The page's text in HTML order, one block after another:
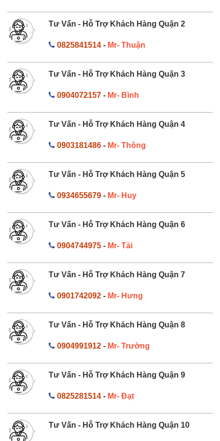
Tư Vấn - Hỗ Trợ Khách Hàng Quận 2
0825841514- Mr- Thuận
Tư Vấn - Hỗ Trợ Khách Hàng Quận 3
0904072157- Mr- Bình
Tư Vấn - Hỗ Trợ Khách Hàng Quận 4
0903181486- Mr- Thông
Tư Vấn - Hỗ Trợ Khách Hàng Quận 5
0934655679- Mr- Huy
Tư Vấn - Hỗ Trợ Khách Hàng Quận 6
0904744975- Mr- Tài
Tư Vấn - Hỗ Trợ Khách Hàng Quận 7
0901742092- Mr- Hưng
Tư Vấn - Hỗ Trợ Khách Hàng Quận 8
0904991912- Mr- Trường
Tư Vấn - Hỗ Trợ Khách Hàng Quận 9
0825281514- Mr- Đạt
Tư Vấn - Hỗ Trợ Khách Hàng Quận 10